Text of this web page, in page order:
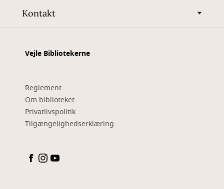
Kontakt
Vejle Bibliotekerne
Reglement
Om biblioteket
Privatlivspolitik
Tilgængelighedserklæring